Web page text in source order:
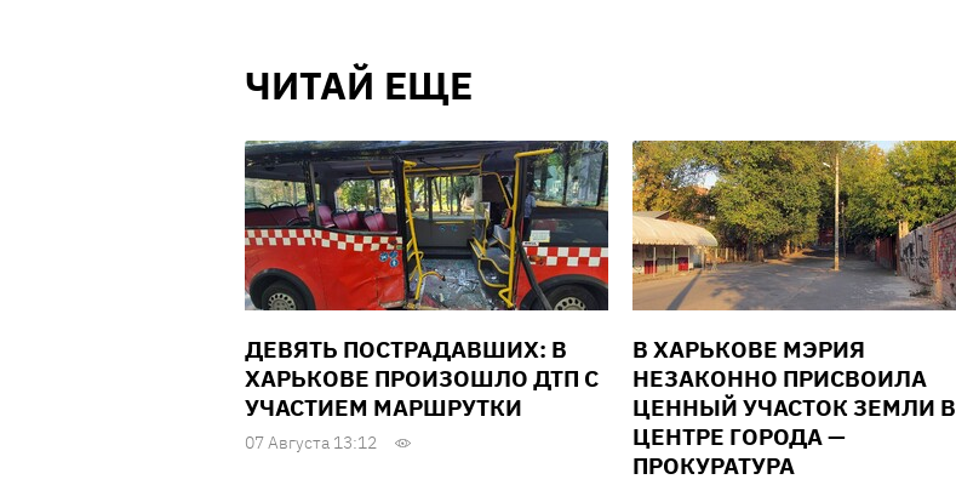
ЧИТАЙ ЕЩЕ
ДЕВЯТЬ ПОСТРАДАВШИХ: В
ХАРЬКОВЕ ПРОИЗОШЛО ДТП С
УЧАСТИЕМ МАРШРУТКИ
07 Августа 13:12
В ХАРЬКОВЕ МЭРИЯ
НЕЗАКОННО ПРИСВОИЛА
ЦЕННЫЙ УЧАСТОК ЗЕМЛИ В
ЦЕНТРЕ ГОРОДА —
ПРОКУРАТУРА